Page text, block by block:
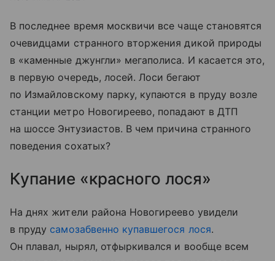
В последнее время москвичи все чаще становятся
очевидцами странного вторжения дикой природы
в «каменные джунгли» мегаполиса. И касается это,
в первую очередь, лосей. Лоси бегают
по Измайловскому парку, купаются в пруду возле
станции метро Новогиреево, попадают в ДТП
на шоссе Энтузиастов. В чем причина странного
поведения сохатых?
Купание «красного лося»
На днях жители района Новогиреево увидели
в пруду самозабвенно купавшегося лося.
Он плавал, нырял, отфыркивался и вообще всем